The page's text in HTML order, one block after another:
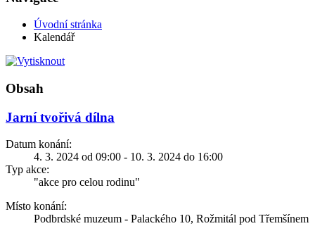
Úvodní stránka
Kalendář
Obsah
Jarní tvořivá dílna
Datum konání:
4. 3. 2024 od 09:00 - 10. 3. 2024 do 16:00
Typ akce:
"akce pro celou rodinu"
Místo konání:
Podbrdské muzeum - Palackého 10, Rožmitál pod Třemšínem